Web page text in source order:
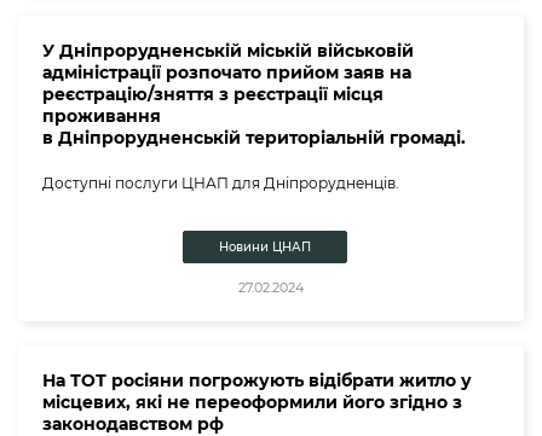
У Дніпрорудненській міській військовій
адміністрації розпочато прийом заяв на
реєстрацію/зняття з реєстрації місця
проживання
в Дніпрорудненській територіальній громаді.
Доступні послуги ЦНАП для Дніпрорудненців.
Новини ЦНАП
27.02.2024
На ТОТ росіяни погрожують відібрати житло у
місцевих, які не переоформили його згідно з
законодавством рф